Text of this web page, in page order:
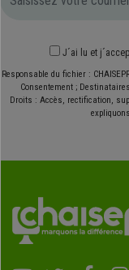
J´ai lu et
Responsable du fichier :
Consentement ;
Droits : Accès, rectification,